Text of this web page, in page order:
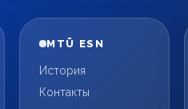
MTÜ ESN
История
Контакты